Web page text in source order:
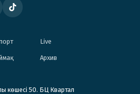
Live
Архив
көшесі 50. БЦ Квартал